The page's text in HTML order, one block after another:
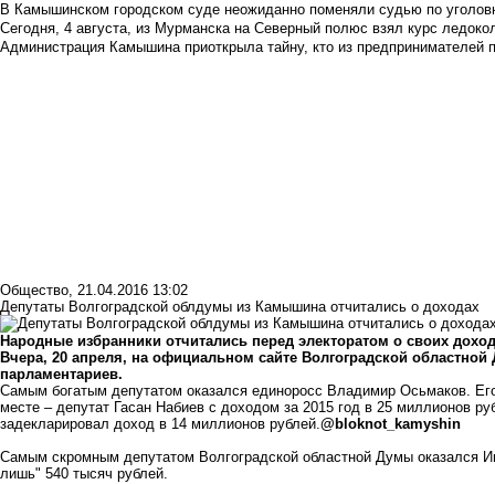
В Камышинском городском суде неожиданно поменяли судью по
Сегодня, 4 августа, из Мурманска на Северный полюс взял курс
Администрация Камышина приоткрыла тайну, кто из предпринимателей
Общество, 21.04.2016 13:02
Депутаты Волгоградской облдумы из Камышина отчитались о доходах
Народные избранники отчитались перед электоратом о своих
Вчера, 20 апреля, на официальном сайте Волгоградской
парламентариев.
Самым богатым депутатом оказался единоросс Владимир Осьмаков.
месте – депутат Гасан Набиев с доходом за 2015 год в 25 миллионов
задекларировал доход в 14 миллионов рублей.@bloknot_kamyshin
Самым скромным депутатом Волгоградской областной Думы оказался
лишь" 540 тысяч рублей.